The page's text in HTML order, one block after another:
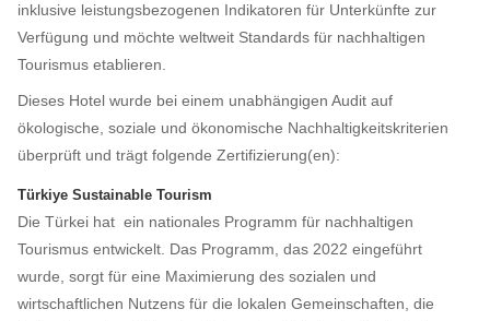
inklusive leistungsbezogenen Indikatoren für Unterkünfte zur
Verfügung und möchte weltweit Standards für nachhaltigen
Tourismus etablieren.
Dieses Hotel wurde bei einem unabhängigen Audit auf
ökologische, soziale und ökonomische Nachhaltigkeitskriterien
überprüft und trägt folgende Zertifizierung(en):
Türkiye Sustainable Tourism
Die Türkei hat ein nationales Programm für nachhaltigen
Tourismus entwickelt. Das Programm, das 2022 eingeführt
wurde, sorgt für eine Maximierung des sozialen und
wirtschaftlichen Nutzens für die lokalen Gemeinschaften, die